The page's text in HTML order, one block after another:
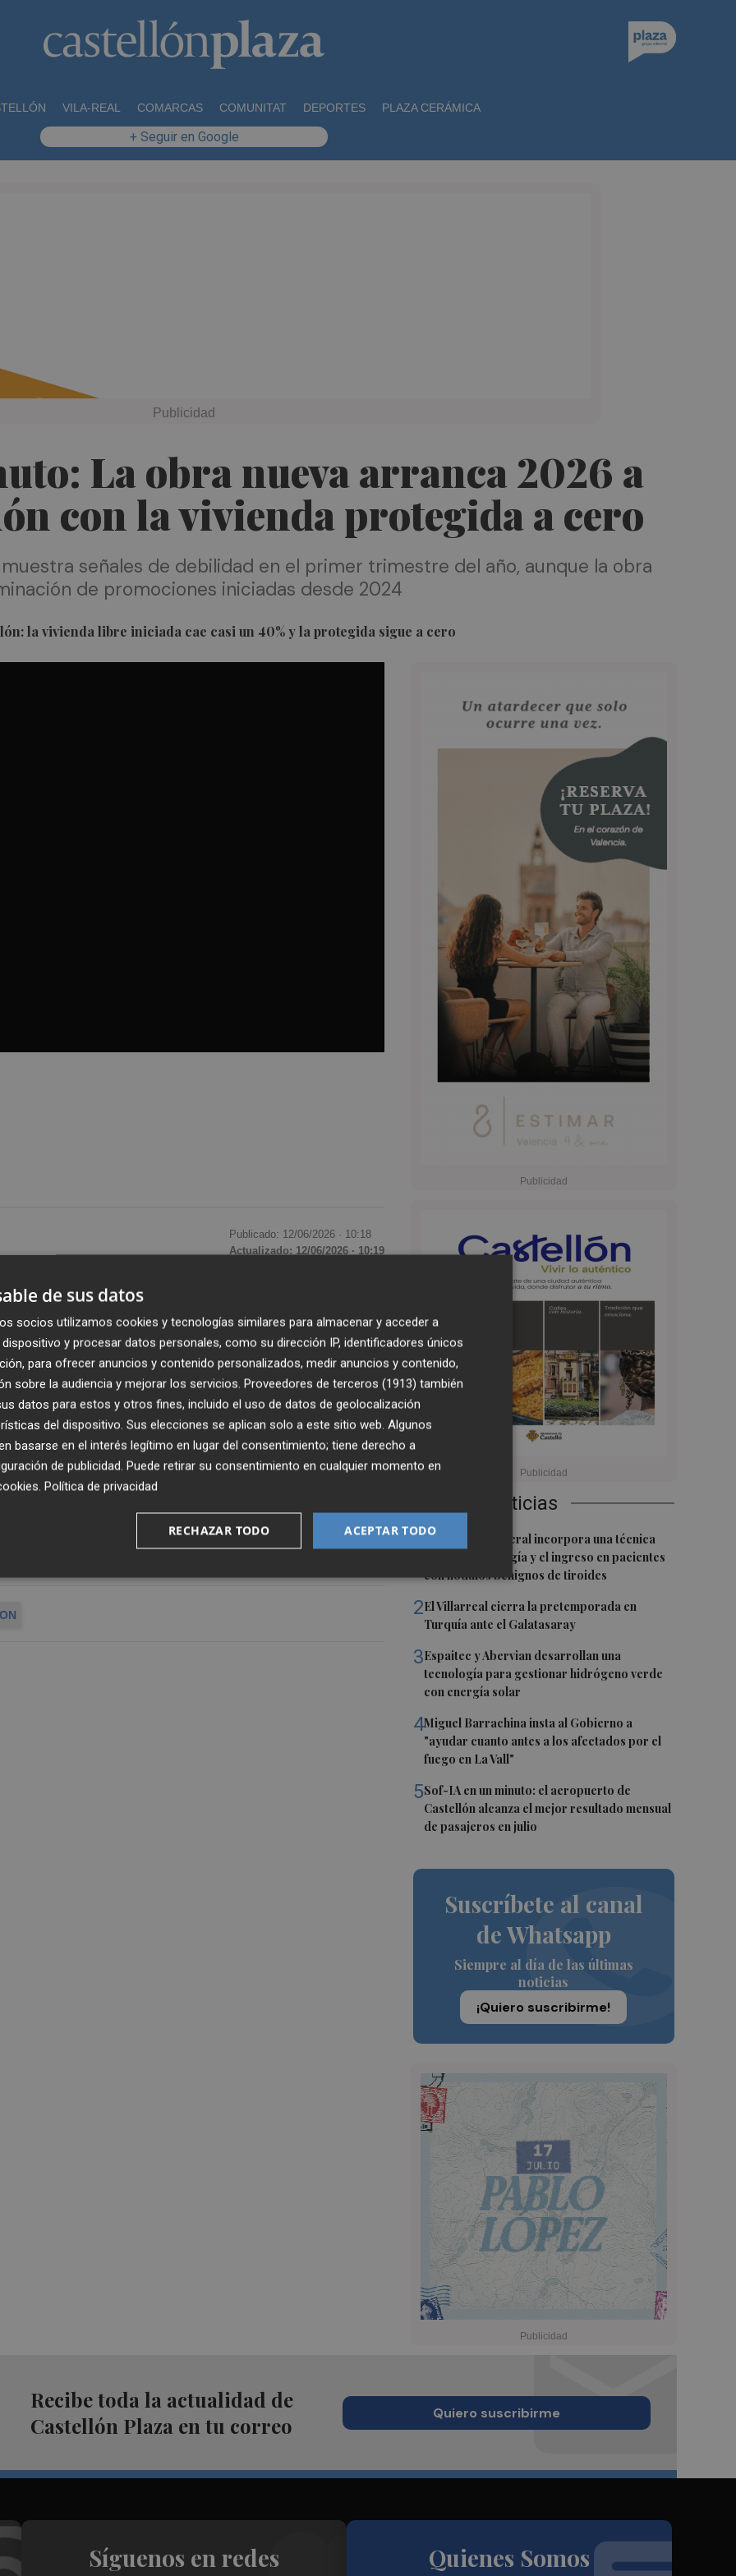
VILA-REAL COMARCAS COMUNITAT DEPORTES PLAZA CERÁMICA
+ Seguir en Google
La obra nueva arranca 2026 a
con la vivienda protegida a cero
señales de debilidad en el primer trimestre del año, aunque la obra
de promociones iniciadas desde 2024
la vivienda libre iniciada cae casi un 40% y la protegida sigue a cero
Últimas Noticias
1El Hospital General incorpora una técnica
que evita la cirugía y el ingreso en pacientes
con nódulos benignos de tiroides
2El Villarreal cierra la pretemporada en
Turquía ante el Galatasaray
3Espaitec y Abervian desarrollan una
tecnología para gestionar hidrógeno verde
con energía solar
4Miguel Barrachina insta al Gobierno a
"ayudar cuanto antes a los afectados por el
fuego en La Vall"
5Sof-IA en un minuto: el aeropuerto de
Castellón alcanza el mejor resultado mensual
de pasajeros en julio
Suscríbete al canal
de Whatsapp
Siempre al día de las últimas
noticias
¡Quiero suscribirme!
Publicado: 12/06/2026 · 10:18
Actualizado: 12/06/2026 · 10:19
de visados de obra nueva, aunque el despegue de la
aún muestra señales de debilidad. Mientrasla vivienda
vivienda libre iniciadaen los tres primeros meses del
cerca del 40%respecto al mismo periodo de 2025,
de Vivienda y Agenda Urbana.
reunidas cada ma
ñana en un solo correo para empezar el
Recibe toda la actualidad de
Castellón Plaza en tu correo
Quiero suscribirme
Síguenos en redes Quienes Somos
de sus datos
socios utilizamos cookies y tecnologías similares para almacenar y acceder a
y procesar datos personales, como su dirección IP, identificadores únicos
para ofrecer anuncios y contenido personalizados, medir anuncios y contenido,
sobre la audiencia y mejorar los servicios. Proveedores de terceros (1913) también
datos para estos y otros fines, incluido el uso de datos de geolocalización
del dispositivo. Sus elecciones se aplican solo a este sitio web. Algunos
basarse en el interés legítimo en lugar del consentimiento; tiene derecho a
de publicidad. Puede retirar su consentimiento en cualquier momento en
. Política de privacidad
ACEPTAR TODO
RECHAZAR TODO